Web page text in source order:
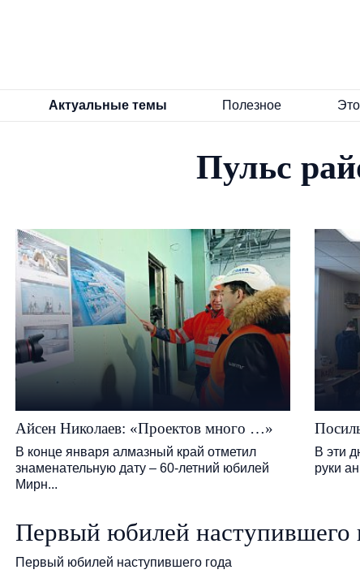
Актуальные темы Полезное
Пульс
Айсен Николаев: «Проектов много …»
В конце января алмазный край отметил
знаменательную дату – 60-летний юбилей
Мирн...
В эти
руки
Первый юбилей наступившего
Первый юбилей наступившего года